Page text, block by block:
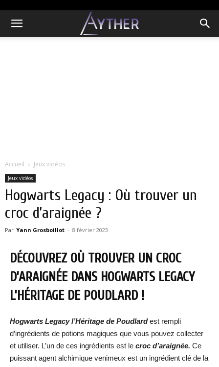
Accueil Jeux vidéos
Jeux vidéos
Hogwarts Legacy : Où trouver un
croc d’araignée ?
Par Yann Grosboillot - 8 février 2023
DÉCOUVREZ OÙ TROUVER UN CROC
D’ARAIGNÉE DANS HOGWARTS LEGACY
L’HÉRITAGE DE POUDLARD !
Hogwarts Legacy l’Héritage de Poudlardest rempli
d’ingrédients de potions magiques que vous pouvez collecter
et utiliser. L’un de ces ingrédients est le croc d’araignée. Ce
puissant agent alchimique venimeux est un ingrédient clé de la